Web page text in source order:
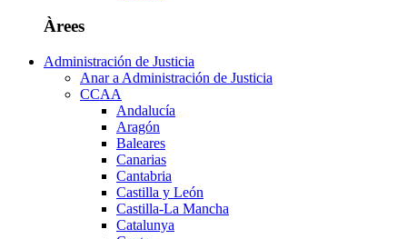
Àrees
Administración de Justicia
Anar a Administración de Justicia
CCAA
Andalucía
Aragón
Baleares
Canarias
Cantabria
Castilla y León
Castilla-La Mancha
Catalunya